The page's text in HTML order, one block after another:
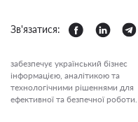
Зв'язатися:
забезпечує український бізнес
інформацією, аналітикою та
технологічними рішеннями для
ефективної та безпечної роботи.